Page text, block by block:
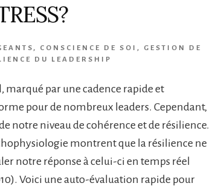
, CONSCIENCE DE SOI , GESTION DE
DU LEADERSHIP
par une cadence rapide et
pour de nombreux leaders. Cependant,
notre niveau de cohérence et de résilience.
montrent que la résilience ne
notre réponse à celui-ci en temps réel
Voici une auto-évaluation rapide pour